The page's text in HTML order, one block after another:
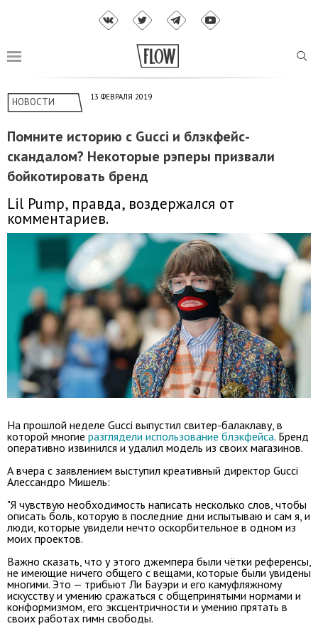
НОВОСТИ 13 ФЕВРАЛЯ 2019
Помните историю с Gucci и блэкфейс-
скандалом? Некоторые рэперы призвали
бойкотировать бренд
Lil Pump, правда, воздержался от
комментариев.
На прошлой неделе Gucci выпустил свитер-балаклаву, в
которой многие разглядели использование блэкфейса. Бренд
оперативно извинился и удалил модель из своих магазинов.
А вчера с заявлением выступил креативный директор Gucci
Алессандро Мишель:
"Я чувствую необходимость написать несколько слов, чтобы
описать боль, которую в последние дни испытываю и сам я, и
люди, которые увидели нечто оскорбительное в одном из
моих проектов.
Важно сказать, что у этого джемпера были чётки референсы,
не имеющие ничего общего с вещами, которые были увидены
многими. Это — трибьют Ли Бауэри и его камуфляжному
искусству и умению сражаться с общепринятыми нормами и
конформизмом, его эксцентричности и умению прятать в
своих работах гимн свободы.